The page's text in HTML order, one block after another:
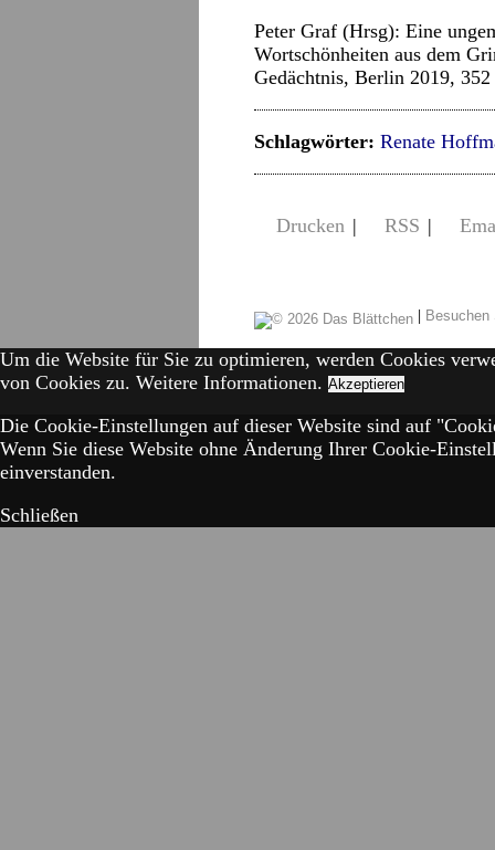
Peter Graf (Hrsg): Eine
Wortschönheiten aus dem
Gedächtnis, Berlin 2019,
Schlagwörter: Renate
Drucken | RSS |
|
Um die Website für Sie zu optimieren, werden Cookies
von Cookies zu. Weitere Informationen. Akzeptieren
Die Cookie-Einstellungen auf dieser Website sind auf
Wenn Sie diese Website ohne Änderung Ihrer Cookie-
einverstanden.
Schließen